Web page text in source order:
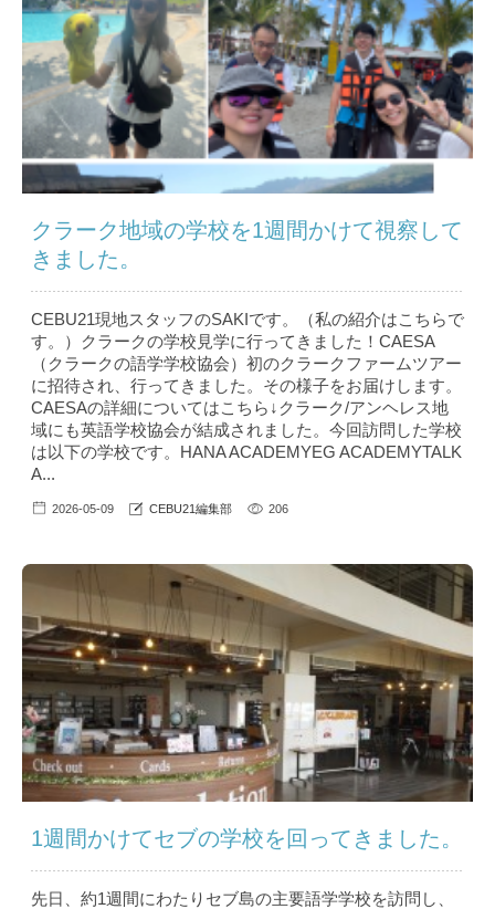
クラーク地域の学校を1週間かけて視察して
きました。
CEBU21現地スタッフのSAKIです。（私の紹介はこちら で
す。）クラークの学校見学に行ってきました！CAESA
（クラークの語学学校協会）初のクラークファームツアー
に招待され、行ってきました。その様子をお届けします。
CAESAの詳細についてはこちら↓クラーク/アンヘレス地
域にも英語学校協会が結成されました。今回訪問した学校
は以下の学校です。HANA ACADEMYEG ACADEMYTALK
A...
2026-05-09 CEBU21編集部 206
1週間かけてセブの学校を回ってきました。
先日、約1週間にわたりセブ島の主要語学学校を訪問し、